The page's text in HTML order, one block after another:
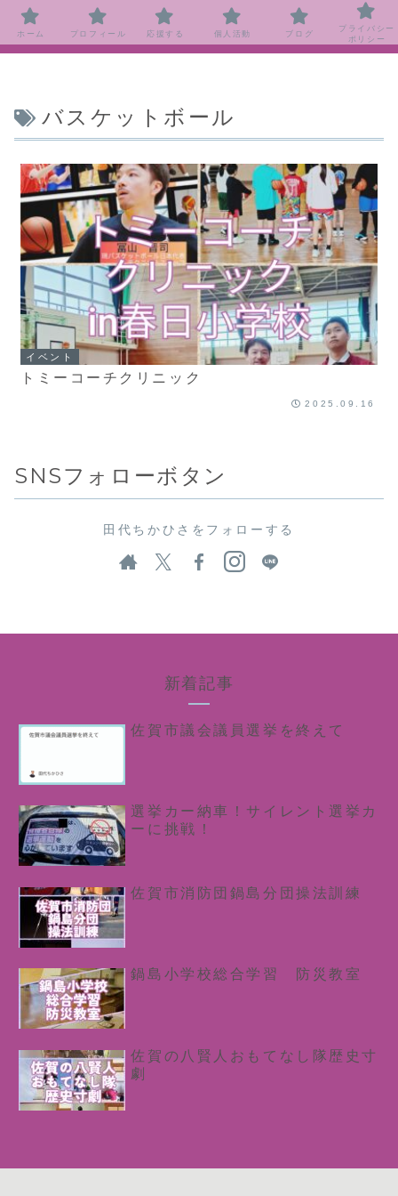
バスケットボール
イベント
トミーコーチクリニック
2025.09.16
SNSフォローボタン
田代ちかひさをフォローする
新着記事
佐賀市議会議員選挙を終えて
選挙カー納車！サイレント選挙カ
ーに挑戦！
佐賀市消防団鍋島分団操法訓練
鍋島小学校総合学習 防災教室
佐賀の八賢人おもてなし隊歴史寸
劇
ホーム プロフィール 応援する 個人活動 ブログ
プライバシー
ポリシー